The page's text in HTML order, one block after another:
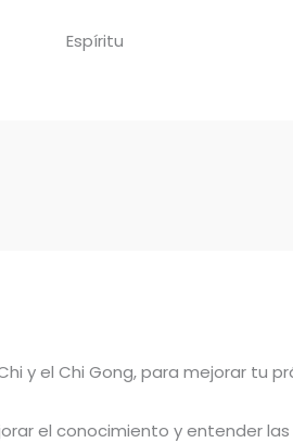
Espíritu
y el Chi Gong, para mejorar tu
el conocimiento y entender